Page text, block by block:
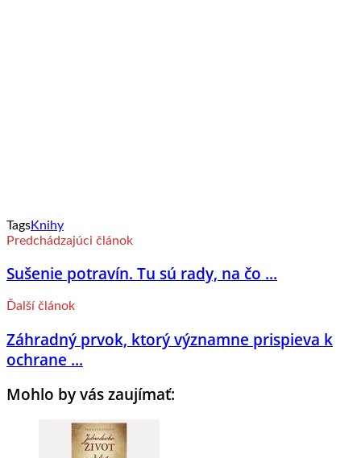
TagsKnihy
Predchádzajúci článok
Sušenie potravín. Tu sú rady, na čo ...
Ďalší článok
Záhradný prvok, ktorý významne prispieva k
ochrane ...
Mohlo by vás zaujímať: